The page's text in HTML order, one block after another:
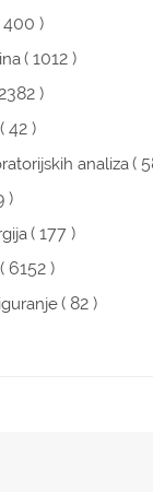
400 )
( 1012 )
)
( 42 )
analiza(
)
( 177 )
( 6152 )
( 82 )